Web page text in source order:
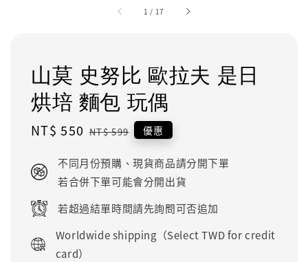
1 / 17
山莫 史努比 歐拉夫 是日
烘培 麵包 玩偶
Sale
NT$ 550 Regular
NT$ 599 優惠
不同月份預購、現貨商品請分開下單
若合併下單可能會分開出貨
若超過結單時間請先詢問可否追加
Worldwide shipping（Select TWD for credit
card）